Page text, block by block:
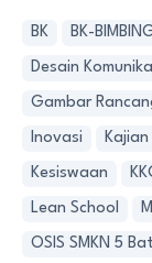
BK BK-
Desain
Gambar
Inovasi
Kesiswaan
Lean School
OSIS SMKN 5